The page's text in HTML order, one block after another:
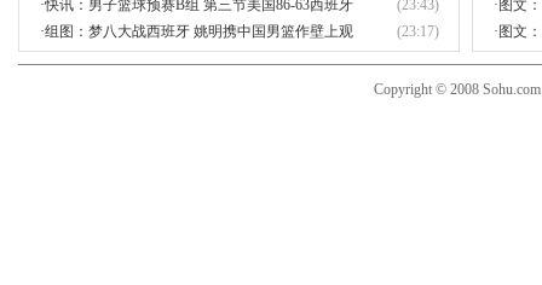
(23:43)
·快讯：男子篮球预赛B组 第三节美国86-63西班牙
(23:17)
·组图：梦八大战西班牙 姚明携中国男篮作壁上观
· 图文
· 图文
Copyright © 2008